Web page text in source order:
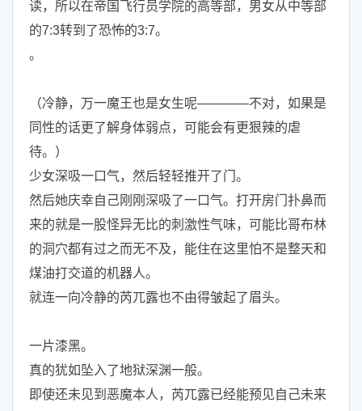
读，所以在帝国飞行员学院的高等部，男女从中等部
的7:3转到了恐怖的3:7。
。
（冷静，万一魔王也是女生呢————不对，如果是
同性的话更了解身体弱点，可能会有更狠辣的虐
待。）
少女深吸一口气，然后轻轻推开了门。
然后她庆幸自己刚刚深吸了一口气。打开房门扑鼻而
来的就是一股怪异无比的刺激性气味，可能比哥布林
的洞穴都有过之而无不及，能住在这里怕不是整天和
煤油打交道的机器人。
就连一向冷静的芮兀露也不由得皱起了眉头。
一片漆黑。
真的犹如坠入了地狱深渊一般。
即使还未见到恶魔本人，芮兀露已经能预见自己未来